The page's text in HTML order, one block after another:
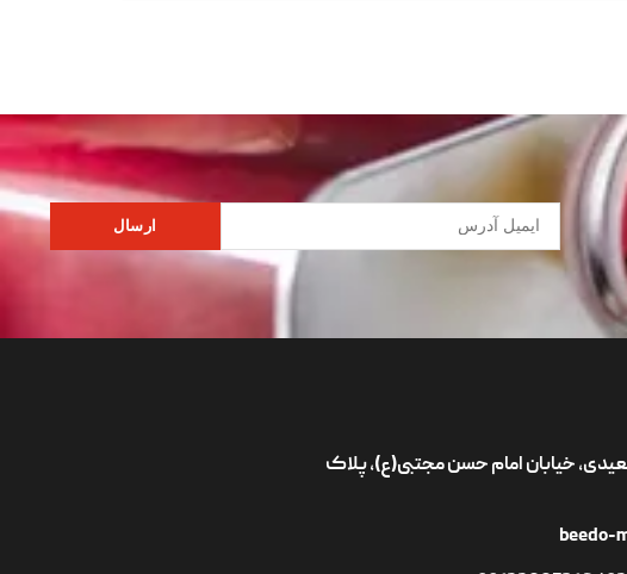
ارسال
خیابان امام حسن مجتبی(ع)، پلاک